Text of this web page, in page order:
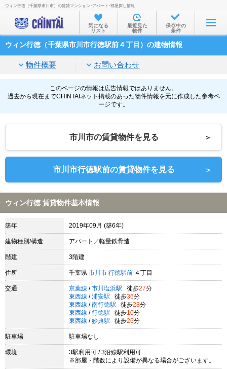
お部屋を探す
沿線・駅から
家賃相場から
通勤通学時間から
物件特集から
不動産会社から
TOP
ウィン行徳（千葉県市川市）の賃貸マンション･アパート･部屋探し情報
気になる
リスト
最近見た
物件
保存中の
条件
ウィン行徳（千葉県市川市行徳駅前４丁目）の建物情報
物件概要 お問い合わせ
このページの情報は広告情報ではありません。
過去から現在までCHINTAIネット掲載のあった物件情報を元に作成した参考ペ
ージです。
市川市の賃貸物件を見る ＞
市川市行徳駅前の賃貸物件を見る ＞
ウィン行徳 賃貸物件基本情報
築年 2019年09月 (築6年)
建物種別/構造 アパート／軽量鉄骨造
階建 3階建
住所 千葉県 市川市 行徳駅前 ４丁目
交通 京葉線 / 市川塩浜駅 徒歩27分
東西線 / 浦安駅 徒歩36分
東西線 / 南行徳駅 徒歩28分
東西線 / 行徳駅 徒歩10分
東西線 / 妙典駅 徒歩26分
駐車場 駐車場なし
環境
3駅利用可 / 3沿線駅利用可
※部屋・階数により設備が異なる場合がございます。